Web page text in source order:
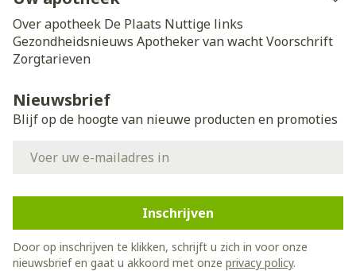
Over apotheek De Plaats Nuttige links
Gezondheidsnieuws Apotheker van wachtVoorschrift
Zorgtarieven
Nieuwsbrief
Blijf op de hoogte van nieuwe producten en promoties
Inschrijven
Door op inschrijven te klikken, schrijft u zich in voor onze
nieuwsbrief en gaat u akkoord met onze privacy policy.